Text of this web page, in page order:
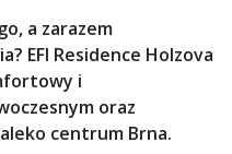
a zarazem
EFI Residence Holzova
i
oraz
centrum Brna.